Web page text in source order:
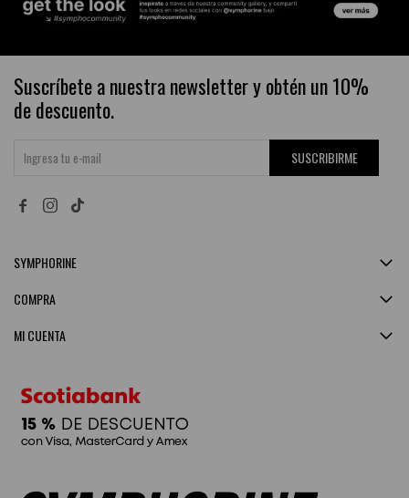
Suscríbete a nuestra newsletter y obtén un 10%
de descuento.
SUSCRIBIRME
 
SYMPHORINE
MI CUENTA
COMPRA